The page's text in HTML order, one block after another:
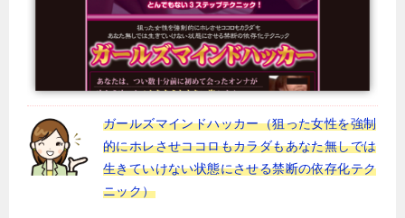
ガールズマインドハッカー（狙った女性を強制
的にホレさせココロもカラダもあなた無しでは
生きていけない状態にさせる禁断の依存化テク
ニック）